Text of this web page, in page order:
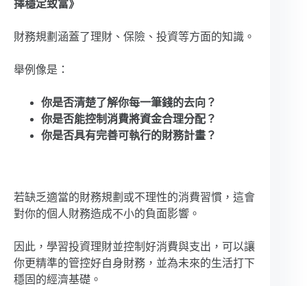
擇穩定致富》
財務規劃涵蓋了理財、保險、投資等方面的知識。
舉例像是：
你是否清楚了解你每一筆錢的去向？
你是否能控制消費將資金合理分配？
你是否具有完善可執行的財務計畫？
若缺乏適當的財務規劃或不理性的消費習慣，這會
對你的個人財務造成不小的負面影響。
因此，學習投資理財並控制好消費與支出，可以讓
你更精準的管控好自身財務，並為未來的生活打下
穩固的經濟基礎。